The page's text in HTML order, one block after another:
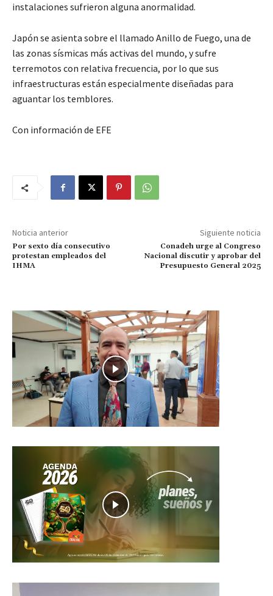
instalaciones sufrieron alguna anormalidad.
Japón se asienta sobre el llamado Anillo de Fuego, una de
las zonas sísmicas más activas del mundo, y sufre
terremotos con relativa frecuencia, por lo que sus
infraestructuras están especialmente diseñadas para
aguantar los temblores.
Con información de EFE
Noticia anterior
Por sexto día consecutivo
protestan empleados del
IHMA
Siguiente noticia
Conadeh urge al Congreso
Nacional discutir y aprobar del
Presupuesto General 2025